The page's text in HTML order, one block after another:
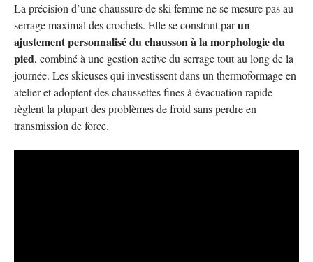
La précision d’une chaussure de ski femme ne se mesure pas au
serrage maximal des crochets. Elle se construit parun
ajustement personnalisé du chausson à la morphologie du
pied, combiné à une gestion active du serrage tout au long de la
journée. Les skieuses qui investissent dans un thermoformage en
atelier et adoptent des chaussettes fines à évacuation rapide
règlent la plupart des problèmes de froid sans perdre en
transmission de force.